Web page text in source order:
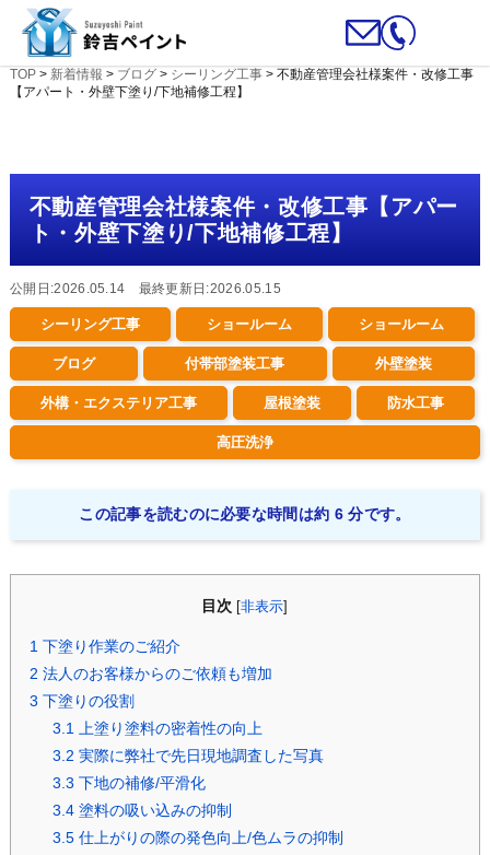
TOP> 新着情報 > ブログ> シーリング工事> 不動産管理会社様案件・改修工事
【アパート・外壁下塗り/下地補修工程】
不動産管理会社様案件・改修工事【アパー
ト・外壁下塗り/下地補修工程】
公開日:2026.05.14 最終更新日:2026.05.15
シーリング工事 ショールーム ショールーム
ブログ 付帯部塗装工事 外壁塗装
外構・エクステリア工事 屋根塗装 防水工事
高圧洗浄
この記事を読むのに必要な時間は約 6 分です。
目次 [非表示
1 下塗り作業のご紹介
2 法人のお客様からのご依頼も増加
3 下塗りの役割
3.1
上塗り塗料の密着性の向上
3.2 実際に弊社で先日現地調査した写真
3.3 下地の補修/平滑化
3.4塗料の吸い込みの抑制
3.5仕上がりの際の発色向上/色ムラの抑制